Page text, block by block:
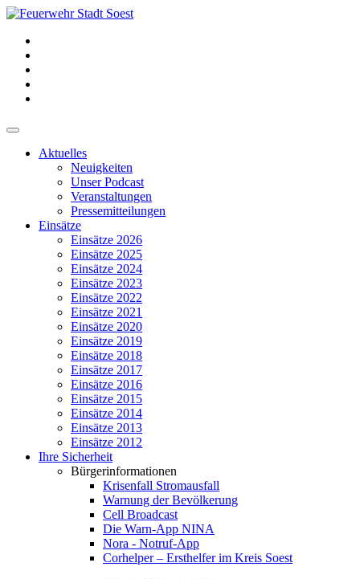
Aktuelles
Neuigkeiten
Unser Podcast
Veranstaltungen
Pressemitteilungen
Einsätze
Einsätze 2026
Einsätze 2025
Einsätze 2024
Einsätze 2023
Einsätze 2022
Einsätze 2021
Einsätze 2020
Einsätze 2019
Einsätze 2018
Einsätze 2017
Einsätze 2016
Einsätze 2015
Einsätze 2014
Einsätze 2013
Einsätze 2012
Ihre Sicherheit
Bürgerinformationen
Krisenfall Stromausfall
Warnung der Bevölkerung
Cell Broadcast
Die Warn-App NINA
Nora - Notruf-App
Corhelper – Ersthelfer im Kreis Soest